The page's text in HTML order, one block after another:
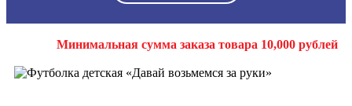
Минимальная сумма заказа товара 10,000 рублей